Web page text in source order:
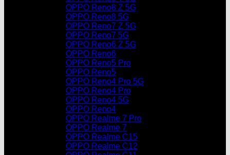
OPPO Reno8 Z 5G
OPPO Reno8 5G
OPPO Reno7 Z 5G
OPPO Reno7 5G
OPPO Reno6 Z 5G
OPPO Reno6
OPPO Reno5 Pro
OPPO Reno5
OPPO Reno4 Pro 5G
OPPO Reno4 Pro
OPPO Reno4 5G
OPPO Reno4
OPPO Realme 7 Pro
OPPO Realme 7
OPPO Realme C15
OPPO Realme C12